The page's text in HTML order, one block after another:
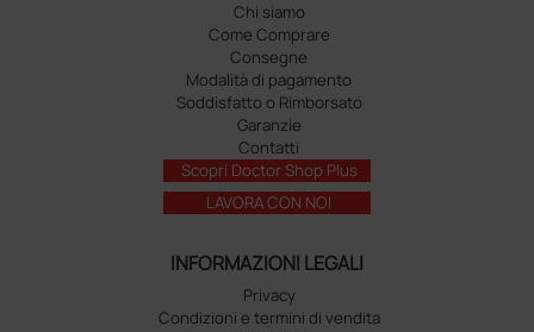
Chi siamo
Come Comprare
Consegne
Modalità di pagamento
Soddisfatto o Rimborsato
Garanzie
Contatti
Scopri Doctor Shop Plus
LAVORA CON NOI
INFORMAZIONI LEGALI
Privacy
Condizioni e termini di vendita